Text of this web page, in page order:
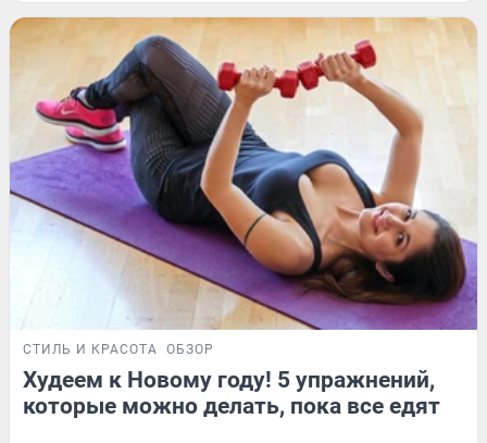
СТИЛЬ И КРАСОТА ОБЗОР
Худеем к Новому году! 5 упражнений,
которые можно делать, пока все едят